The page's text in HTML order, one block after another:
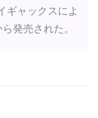
ギャックスによ
発売された。